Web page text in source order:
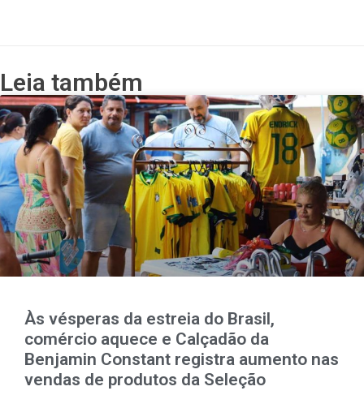
Leia também
Às vésperas da estreia do Brasil,
comércio aquece e Calçadão da
Benjamin Constant registra aumento nas
vendas de produtos da Seleção